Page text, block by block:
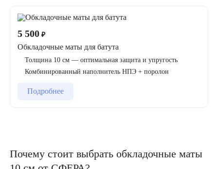
батута, особенно в коммерческих батутных центрах, где
Мы предлагаем маты премиум-качества толщиной
которые обеспечивают отличную амортизацию и защиту
от травм при касании рамы или пружин.
Материалы и конструкция
Верхнее покрытие: высокоплотный европейский ПВХ
— устойчив к истиранию, влаге, УФ-излучению и
5 500 ₽
Обкладочные маты для батута
Толщина 10 см — оптимальная защита и упругость
Комбинированный наполнитель НПЭ + поролон
Подробнее
Почему стоит выбрать обкладочные маты